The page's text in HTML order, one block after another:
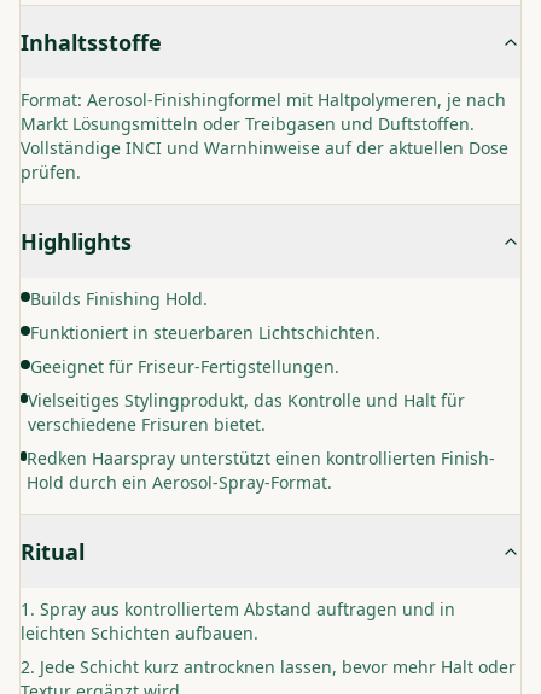
Inhaltsstoffe
Format: Aerosol-Finishingformel mit Haltpolymeren, je nach
Markt Lösungsmitteln oder Treibgasen und Duftstoffen.
Vollständige INCI und Warnhinweise auf der aktuellen Dose
prüfen.
Highlights
Builds Finishing Hold.
Funktioniert in steuerbaren Lichtschichten.
Geeignet für Friseur-Fertigstellungen.
Vielseitiges Stylingprodukt, das Kontrolle und Halt für
verschiedene Frisuren bietet.
Redken Haarspray unterstützt einen kontrollierten Finish-
Hold durch ein Aerosol-Spray-Format.
Ritual
Spray aus kontrolliertem Abstand auftragen und in
leichten Schichten aufbauen.
Jede Schicht kurz antrocknen lassen, bevor mehr Halt oder